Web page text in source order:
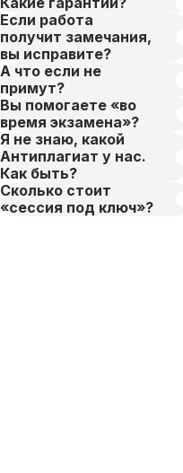
Если работа
получит замечания,
вы исправите?
А что если не
примут?
Вы помогаете «во
время экзамена»?
Я не знаю, какой
Антиплагиат у нас.
Как быть?
Сколько стоит
«сессия под ключ»?